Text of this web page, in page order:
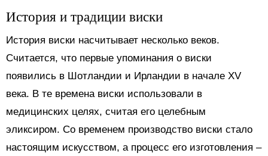
История и традиции виски
История виски насчитывает несколько веков.
Считается, что первые упоминания о виски
появились в Шотландии и Ирландии в начале XV
века. В те времена виски использовали в
медицинских целях, считая его целебным
эликсиром. Со временем производство виски стало
настоящим искусством, а процесс его изготовления –